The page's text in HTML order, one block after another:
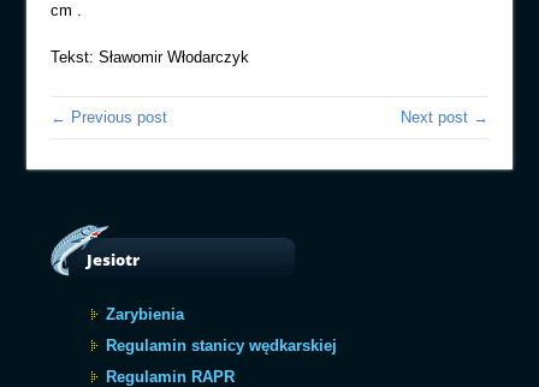
cm .
Tekst: Sławomir Włodarczyk
← Previous post Next post →
Jesiotr
Zarybienia
Regulamin stanicy wędkarskiej
Regulamin RAPR